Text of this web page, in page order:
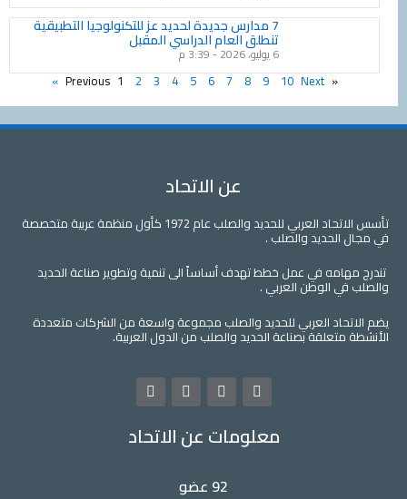
7 مدارس جديدة لحديد عز للتكنولوجيا التطبيقية
تنطلق العام الدراسي المقبل
3:39 م
« Previous
1 2 3 4 5 6 7 8 9 10 Next »
عن الاتحاد
تأسس الاتحاد العربي للحديد والصلب عام 1972 كأول منظمة عربية متخصصة
في مجال الحديد والصلب .
تندرج مهامه في عمل خطط تهدف أساساً الى تنمية وتطوير صناعة الحديد
والصلب في الوطن العربي .
يضم الاتحاد العربي للحديد والصلب مجموعة واسعة من الشركات متعددة
الأنشطة متعلقة بصناعة الحديد والصلب من الدول العربية.
F
a
e
b
T
w
t
t
Y
o
t
u
L
i
k
e
معلومات عن الاتحاد
92 عضو